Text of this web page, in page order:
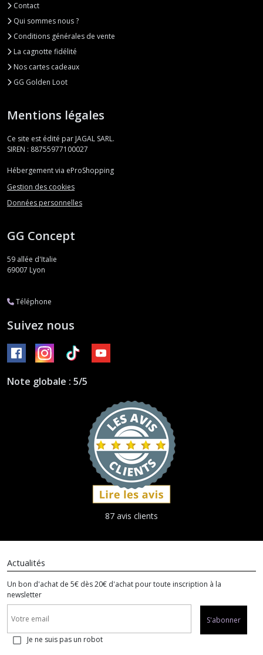
Contact
Qui sommes nous ?
Conditions générales de vente
La cagnotte fidélité
Nos cartes cadeaux
GG Golden Loot
Mentions légales
Ce site est édité par JAGAL SARL.
SIREN : 88755977100027
Hébergement via eProShopping
Gestion des cookies
Données personnelles
GG Concept
59 allée d'Italie
69007 Lyon
Téléphone
Suivez nous
Note globale : 5/5
87 avis clients
Actualités
Un bon d'achat de 5€ dès 20€ d'achat pour toute inscription à la
newsletter
S'abonner
Je ne suis pas un robot